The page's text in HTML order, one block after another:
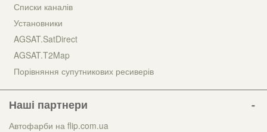
Списки каналів
Установники
AGSAT.SatDirect
AGSAT.T2Map
Порівняння супутникових ресиверів
Наші партнери
Автофарби на flip.com.ua